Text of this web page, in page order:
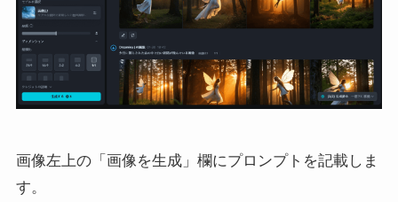
画像左上の「画像を生成」欄にプロンプトを記載しま
す。